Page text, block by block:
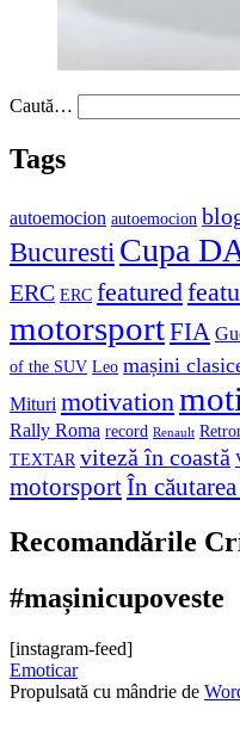
Caută…
Tags
autoemocion autoemocion
BucurestiCupa
ERC ERC featured
motorsportFIA
of the SUV Leo mașini
Mituri motivation
Rally Roma record Renault
TEXTAR viteză în coastă
motorsportÎn
Recomandările
#mașinicupoveste
[instagram-feed]
Emoticar
Propulsată cu mândrie de